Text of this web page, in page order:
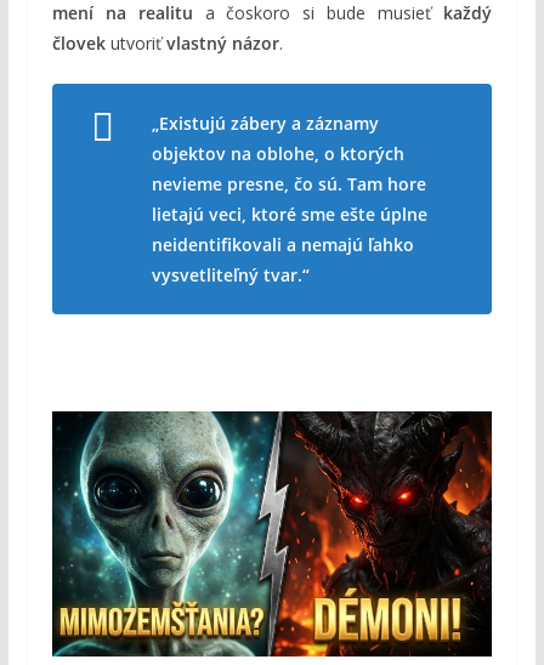
mení na realitu a čoskoro si bude musieť každý
človekutvoriťvlastný názor.
„Existujú zábery a záznamy
objektov na oblohe, o ktorých
nevieme presne, čo sú. Tam hore
lietajú veci, ktoré sme ešte úplne
neidentifikovali a nemajú ľahko
vysvetliteľný tvar.“